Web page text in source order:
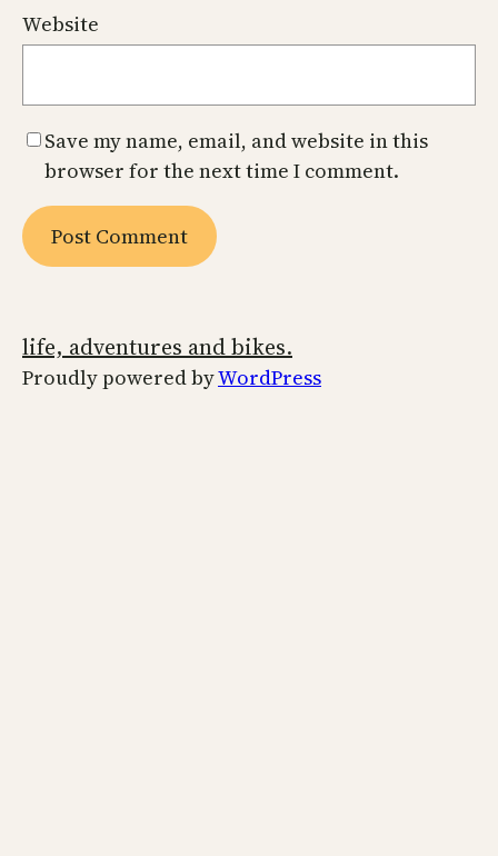
Website
Save my name, email, and website in this
browser for the next time I comment.
life, adventures and bikes.
Proudly powered byWordPress